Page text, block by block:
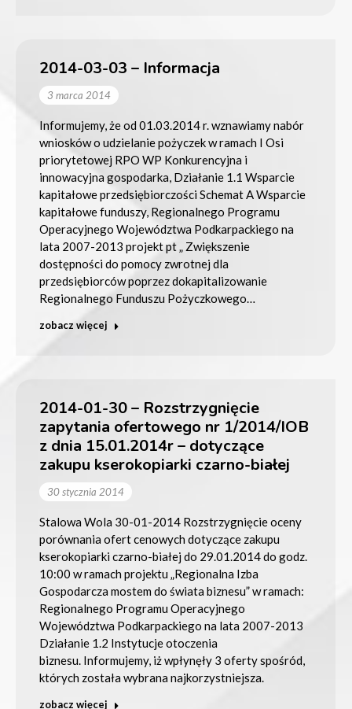
2014-03-03 – Informacja
3 marca 2014
Informujemy, że od 01.03.2014 r. wznawiamy nabór
wniosków o udzielanie pożyczek w ramach I Osi
priorytetowej RPO WP Konkurencyjna i
innowacyjna gospodarka, Działanie 1.1 Wsparcie
kapitałowe przedsiębiorczości Schemat A Wsparcie
kapitałowe funduszy, Regionalnego Programu
Operacyjnego Województwa Podkarpackiego na
lata 2007-2013 projekt pt „ Zwiększenie
dostępności do pomocy zwrotnej dla
przedsiębiorców poprzez dokapitalizowanie
Regionalnego Funduszu Pożyczkowego…
zobacz więcej
2014-01-30 – Rozstrzygnięcie
zapytania ofertowego nr 1/2014/IOB
z dnia 15.01.2014r – dotyczące
zakupu kserokopiarki czarno-białej
30 stycznia 2014
Stalowa Wola 30-01-2014 Rozstrzygnięcie oceny
porównania ofert cenowych dotyczące zakupu
kserokopiarki czarno-białej do 29.01.2014 do godz.
10:00 w ramach projektu „Regionalna Izba
Gospodarcza mostem do świata biznesu” w ramach:
Regionalnego Programu Operacyjnego
Województwa Podkarpackiego na lata 2007-2013
Działanie 1.2 Instytucje otoczenia
biznesu. Informujemy, iż wpłynęły 3 oferty spośród,
których została wybrana najkorzystniejsza.
zobacz więcej